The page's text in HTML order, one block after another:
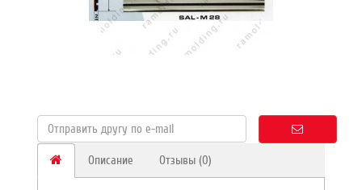
Описание Отзывы (0)